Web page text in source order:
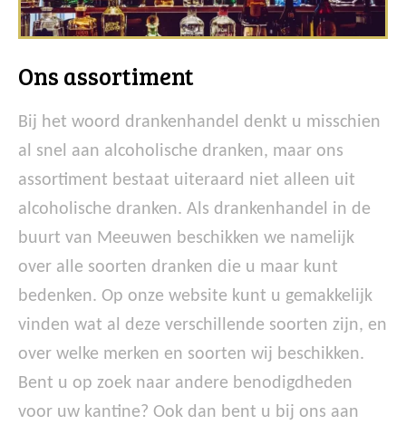
Ons assortiment
Bij het woord drankenhandel denkt u misschien
al snel aan alcoholische dranken, maar ons
assortiment bestaat uiteraard niet alleen uit
alcoholische dranken. Als drankenhandel in de
buurt van Meeuwen beschikken we namelijk
over alle soorten dranken die u maar kunt
bedenken. Op onze website kunt u gemakkelijk
vinden wat al deze verschillende soorten zijn, en
over welke merken en soorten wij beschikken.
Bent u op zoek naar andere benodigdheden
voor uw kantine? Ook dan bent u bij ons aan